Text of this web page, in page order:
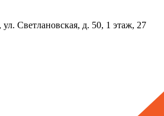
Светлановская, д. 50, 1 этаж, 27